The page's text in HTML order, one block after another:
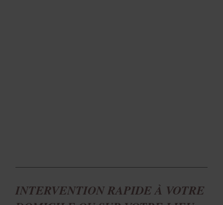
INTERVENTION RAPIDE À VOTRE